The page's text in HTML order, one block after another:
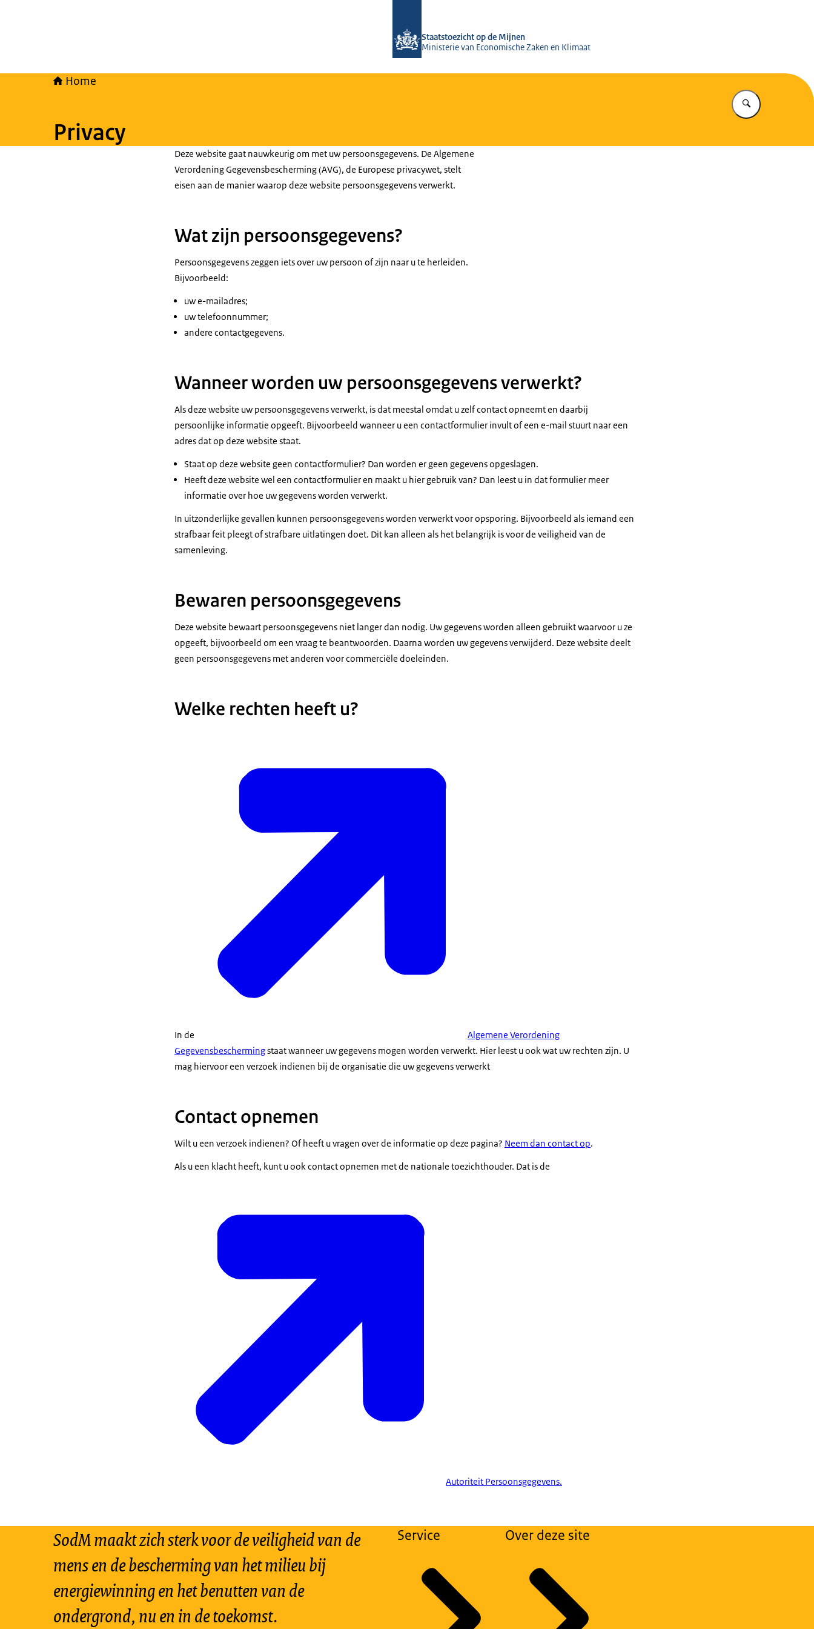
Staatstoezicht op de Mijnen
Ministerie van Economische Zaken en Klimaat
Home
Vul in wat u
Privacy
Deze website gaat nauwkeurig om met uw persoonsgegevens. De Algemene
Verordening Gegevensbescherming (AVG), de Europese privacywet, stelt
eisen aan de manier waarop deze website persoonsgegevens verwerkt.
Wat zijn persoonsgegevens?
Persoonsgegevens zeggen iets over uw persoon of zijn naar u te herleiden.
Bijvoorbeeld:
uw e-mailadres;
uw telefoonnummer;
andere contactgegevens.
Wanneer worden uw persoonsgegevens verwerkt?
Als deze website uw persoonsgegevens verwerkt, is dat meestal omdat u zelf contact opneemt en daarbij
persoonlijke informatie opgeeft. Bijvoorbeeld wanneer u een contactformulier invult of een e-mail stuurt naar een
adres dat op deze website staat.
Staat op deze website geen contactformulier? Dan worden er geen gegevens opgeslagen.
Heeft deze website wel een contactformulier en maakt u hier gebruik van? Dan leest u in dat formulier meer
informatie over hoe uw gegevens worden verwerkt.
In uitzonderlijke gevallen kunnen persoonsgegevens worden verwerkt voor opsporing. Bijvoorbeeld als iemand een
strafbaar feit pleegt of strafbare uitlatingen doet. Dit kan alleen als het belangrijk is voor de veiligheid van de
samenleving.
Bewaren persoonsgegevens
Deze website bewaart persoonsgegevens niet langer dan nodig. Uw gegevens worden alleen gebruikt waarvoor u ze
opgeeft, bijvoorbeeld om een vraag te beantwoorden. Daarna worden uw gegevens verwijderd. Deze website deelt
geen persoonsgegevens met anderen voor commerciële doeleinden.
Welke rechten heeft u?
In de
Algemene Verordening
Gegevensbeschermingstaat wanneer uw gegevens mogen worden verwerkt. Hier leest u ook wat uw rechten zijn. U
mag hiervoor een verzoek indienen bij de organisatie die uw gegevens verwerkt
Contact opnemen
Wilt u een verzoek indienen? Of heeft u vragen over de informatie op deze pagina? Neem dan contact op.
Als u een klacht heeft, kunt u ook contact opnemen met de nationale toezichthouder. Dat is de
Autoriteit Persoonsgegevens.
SodM maakt zich sterk voor de veiligheid van de
mens en de bescherming van het milieu bij
energiewinning en het benutten van de
ondergrond, nu en in de toekomst.
Service Over deze site